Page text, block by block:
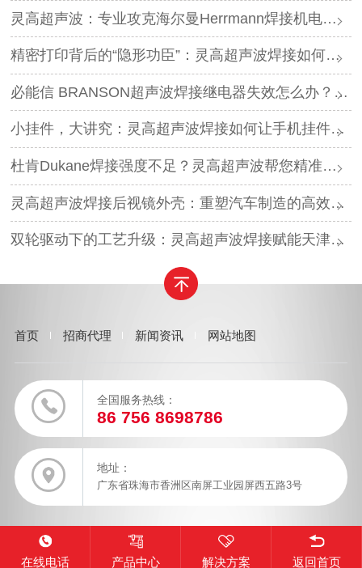
灵高超声波：专业攻克海尔曼Herrmann焊接机电路板短路难题
精密打印背后的“隐形功臣”：灵高超声波焊接如何让喷墨头支架更可靠？
必能信 BRANSON超声波焊接继电器失效怎么办？灵高超声波“四步维修法”精准破局
小挂件，大讲究：灵高超声波焊接如何让手机挂件更“抗造”？
杜肯Dukane焊接强度不足？灵高超声波帮您精准破局
灵高超声波焊接后视镜外壳：重塑汽车制造的高效与美学
双轮驱动下的工艺升级：灵高超声波焊接赋能天津汽车与电子产业
首页 招商代理 新闻资讯 网站地图
全国服务热线：
86 756 8698786
地址：
广东省珠海市香洲区南屏工业园屏西五路3号
在线电话 产品中心 解决方案 返回首页